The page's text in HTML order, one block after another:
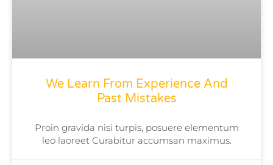
We Learn From Experience And
Past Mistakes
Proin gravida nisi turpis, posuere elementum
leo laoreet Curabitur accumsan maximus.